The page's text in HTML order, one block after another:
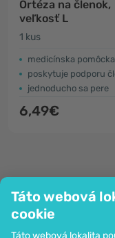
Táto webová
cookie
Táto webová lokalita
Ortéza na členok,
veľkosť L
1 kus
medicínska pomôcka
poskytuje podporu
jednoducho sa pere
6,49€
Spoločnosť
Informácie